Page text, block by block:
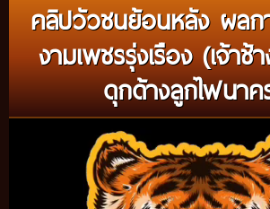
คลิปวัวชนย้อนหลัง ผลก
งามเพชรรุ่งเรือง (เจ้าช้
ดุกด้างลูกไฟนาค